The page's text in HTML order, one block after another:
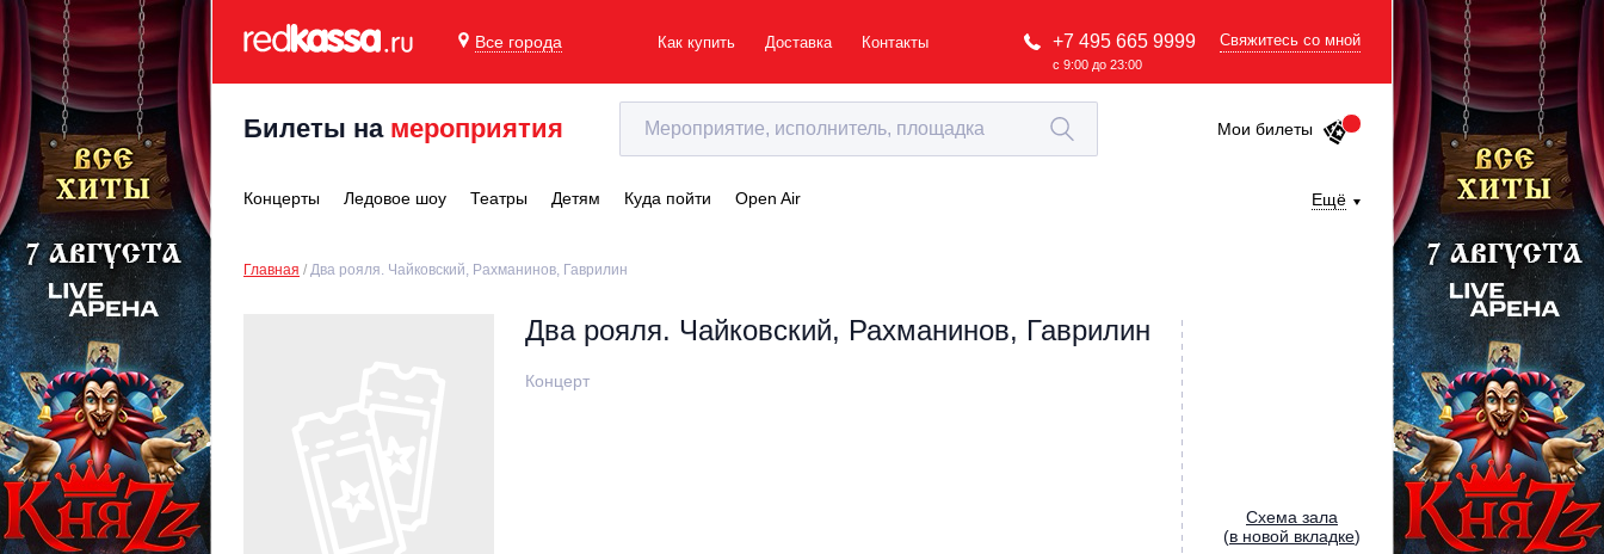
Все города Как купить Доставка Контакты +7 495 665 9999
с 9:00 до 23:00
Свяжитесь со мной
Билеты на мероприятия Мои билеты
Концерты Ледовое шоу Театры Детям Куда пойти Open Air Ещё
Главная Два рояля. Чайковский, Рахманинов, Гаврилин
Два рояля. Чайковский, Рахманинов, Гаврилин
Концерт
Cхема зала
(в новой вкладке)